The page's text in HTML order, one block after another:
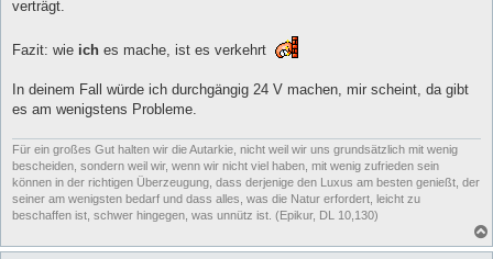
verträgt.
Fazit: wie ich es mache, ist es verkehrt
In deinem Fall würde ich durchgängig 24 V machen, mir scheint, da gibt
es am wenigstens Probleme.
Für ein großes Gut halten wir die Autarkie, nicht weil wir uns grundsätzlich mit wenig
bescheiden, sondern weil wir, wenn wir nicht viel haben, mit wenig zufrieden sein
können in der richtigen Überzeugung, dass derjenige den Luxus am besten genießt, der
seiner am wenigsten bedarf und dass alles, was die Natur erfordert, leicht zu
beschaffen ist, schwer hingegen, was unnütz ist. (Epikur, DL 10,130)